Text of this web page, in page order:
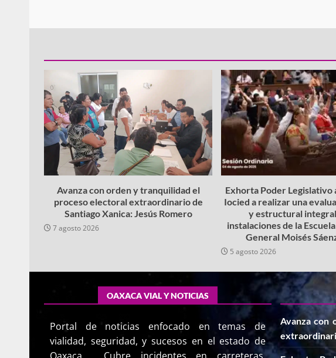
Avanza con orden y tranquilidad el
proceso electoral extraordinario de
Santiago Xanica: Jesús Romero
7 agosto 2026
Exhorta Poder Legislativo
Iocied a realizar una
y estructural
instalaciones de la
General Moisés
5 agosto 2026
OAXACA VIAL Y NOTICIAS
Portal de noticias enfocado en temas de
vialidad, seguridad, y sucesos en el estado de
Avanza con